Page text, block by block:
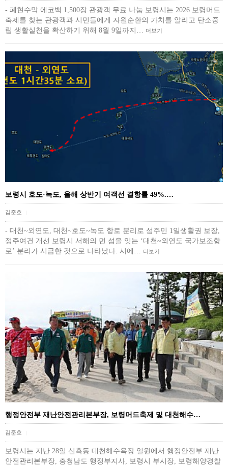
- 폐현수막 에코백 1,500장 관광객 무료 나눔 보령시는 2026 보령머드
축제를 찾는 관광객과 시민들에게 자원순환의 가치를 알리고 탄소중
립 생활실천을 확산하기 위해 8월 9일까지…
더보기
보령시 호도·녹도, 올해 상반기 여객선 결항률 49%.…
김준호
- 대천~외연도, 대천~호도~녹도 항로 분리로 섬주민 1일생활권 보장,
정주여건 개선 보령시 서해의 먼 섬을 잇는 ‘대천~외연도 국가보조항
로’ 분리가 시급한 것으로 나타났다. 시에…
더보기
행정안전부 재난안전관리본부장, 보령머드축제 및 대천해수…
김준호
보령시는 지난 28일 신흑동 대천해수욕장 일원에서 행정안전부 재난
안전관리본부장, 충청남도 행정부지사, 보령시 부시장, 보령해양경찰